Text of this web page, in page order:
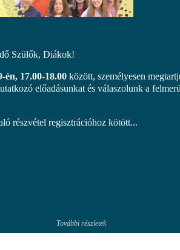
Szülők, Diákok!
én, 17.00-18.00 között, személyesen
előadásunkat és válaszolunk a
részvétel regisztrációhoz kötött...
További részletek